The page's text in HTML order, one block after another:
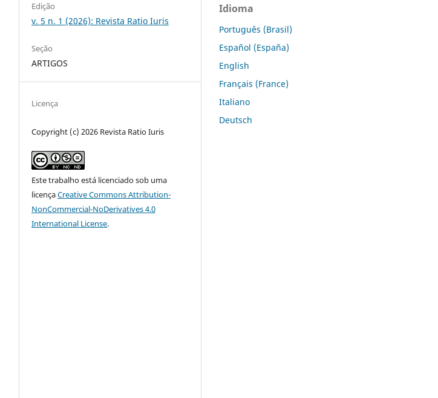
Edição
v. 5 n. 1 (2026): Revista Ratio Iuris
Seção
ARTIGOS
Licença
Copyright (c) 2026 Revista Ratio Iuris
Este trabalho está licenciado sob uma
licençaCreative Commons Attribution-
NonCommercial-NoDerivatives 4.0
International License.
Idioma
Português (Brasil)
Español (España)
English
Français (France)
Italiano
Deutsch